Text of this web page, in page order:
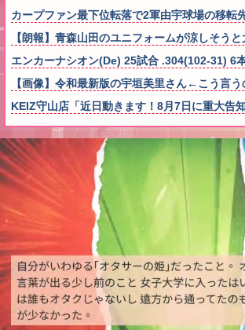
カープファン最下位転落で2軍由宇球場の移転
【朗報】青森山田のユニフォームが涼しそう
エンカーナシオン(De) 25試合 .304(102-31) 6
【画像】令和最新版の宇垣美里さん←こう言
KEIZ守山店「近日動きます！8月7日に重大